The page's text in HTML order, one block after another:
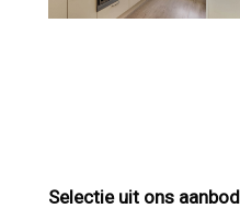
Selectie uit ons aanbod